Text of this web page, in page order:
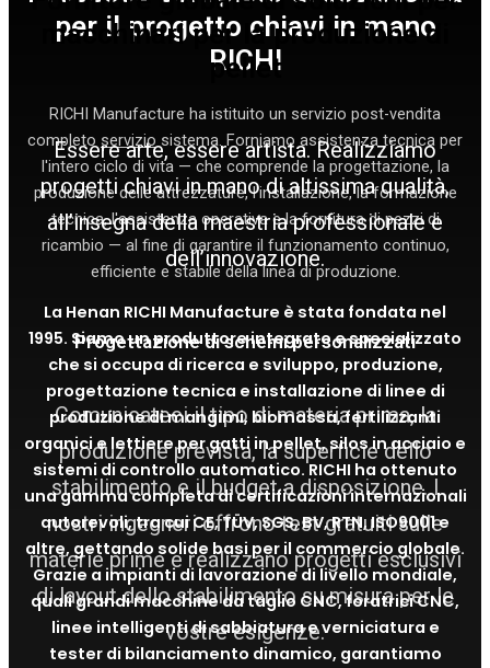
macchinari per la produzione di
pellet
Essere arte, essere artista. Realizziamo
progetti chiavi in mano di altissima qualità,
all’insegna della maestria professionale e
dell’innovazione.
La Henan RICHI Manufacture è stata fondata nel
1995. Siamo un produttore integrato e specializzato
che si occupa di ricerca e sviluppo, produzione,
progettazione tecnica e installazione di linee di
produzione di mangimi, biomassa, fertilizzanti
organici e lettiere per gatti in pellet, silos in acciaio e
sistemi di controllo automatico. RICHI ha ottenuto
una gamma completa di certificazioni internazionali
autorevoli, tra cui CE, TÜV, SGS, BV, RTN, ISO9001 e
altre, gettando solide basi per il commercio globale.
Grazie a impianti di lavorazione di livello mondiale,
quali grandi macchine da taglio CNC, foratrici CNC,
linee intelligenti di sabbiatura e verniciatura e
tester di bilanciamento dinamico, garantiamo
per il progetto chiavi in mano
RICHI
RICHI Manufacture ha istituito un servizio post-vendita
completo servizio sistema. Forniamo assistenza tecnica per
l'intero ciclo di vita — che comprende la progettazione, la
produzione delle attrezzature, l'installazione, la formazione
tecnica, l'assistenza operativa e la fornitura di pezzi di
ricambio — al fine di garantire il funzionamento continuo,
efficiente e stabile della linea di produzione.
Progettazione di schemi personalizzati
Comunicateci il tipo di materia prima, la
produzione prevista, la superficie dello
stabilimento e il budget a disposizione. I
nostri ingegneri offrono test gratuiti sulle
materie prime e realizzano progetti esclusivi
di layout dello stabilimento su misura per le
vostre esigenze.